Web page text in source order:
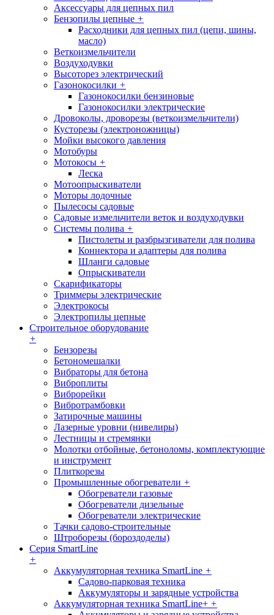
Аксессуары для цепных пил
Бензопилы цепные +
Расходники для цепных пил (цепи, шины,
масло)
Веткоизмельчители
Воздуходувки
Высоторез электрический
Газонокосилки +
Газонокосилки бензиновые
Газонокосилки электрические
Дровоколы, дроворезы (веткоизмельчители)
Кусторезы (электроножницы)
Мойки высокого давления
Мотобуры
Мотокосы +
Леска
Мотоопрыскиватели
Моторы лодочные
Пылесосы садовые
Садовые измельчители веток и воздуходувки
Системы полива +
Пистолеты и разбрызгиватели для полива
Коннектора и адаптеры для полива
Шланги садовые
Опрыскиватели
Скарификаторы
Триммеры электрические
Электрокосы
Электропилы цепные
Строительное оборудование
+
Бензорезы
Бетономешалки
Вибраторы для бетона
Виброплиты
Виброрейки
Вибротрамбовки
Затирочные машины
Лазерные уровни (нивелиры)
Лестницы и стремянки
Молотки отбойные, бетоноломы, комплектующие
и инструмент
Плиткорезы
Промышленные обогреватели +
Обогреватели газовые
Обогреватели дизельные
Обогреватели электрические
Тачки садово-строительные
Штроборезы (бороздоделы)
Серия SmartLine
+
Аккумуляторная техника SmartLine +
Садово-парковая техника
Аккумуляторы и зарядные устройства
Аккумуляторная техника SmartLine+ +